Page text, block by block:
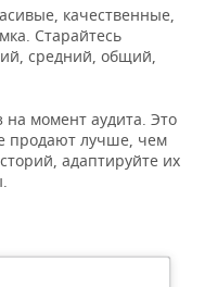
качественные,
Старайтесь
средний, общий,
на момент аудита. Это
продают лучше, чем
адаптируйте их